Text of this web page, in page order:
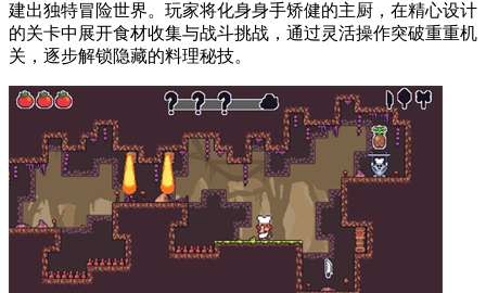
建出独特冒险世界。玩家将化身身手矫健的主厨，在精心设计
的关卡中展开食材收集与战斗挑战，通过灵活操作突破重重机
关，逐步解锁隐藏的料理秘技。